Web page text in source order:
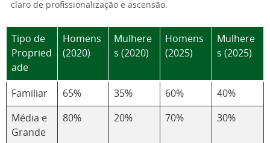
claro de profissionalização e ascensão.
Tipo de
Propried
ade
Homens
(2020)
Mulhere
s (2020)
Homens
(2025)
Mulhere
s (2025)
Familiar 65% 35% 60% 40%
Média e
Grande
80% 20% 70% 30%